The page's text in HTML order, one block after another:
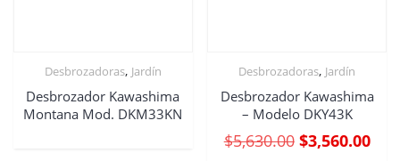
Desbrozadoras, Jardín
Desbrozador Kawashima
Montana Mod. DKM33KN
Desbrozadoras, Jardín
Desbrozador Kawashima
– Modelo DKY43K
$5,630.00 $3,560.00